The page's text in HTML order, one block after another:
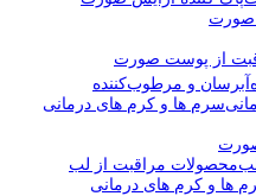
صورت
از پوست صورت
آبرسان و مرطوب‌کننده
سرم ها و کرم های درمانی
محصولات مراقبت از لب
ها و کرم های درمانی